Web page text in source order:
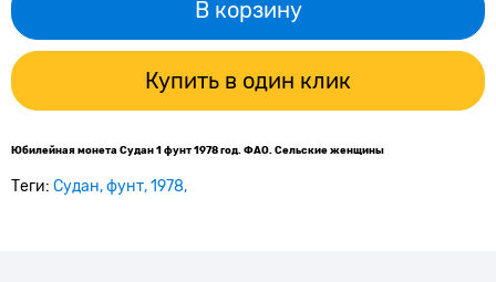
В корзину
Купить в один клик
Юбилейная монета Судан 1 фунт 1978 год. ФАО. Сельские женщины
Теги: Судан фунт 1978